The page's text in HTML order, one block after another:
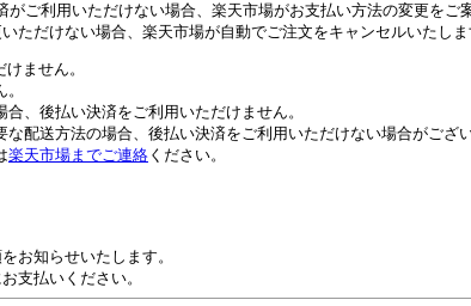
ご利用いただけない場合、楽天市場がお支払い方法の変更をご
ただけない場合、楽天市場が自動でご注文をキャンセルいたしま
ません。
、後払い決済をご利用いただけません。
配送方法の場合、後払い決済をご利用いただけない場合がござい
楽天市場までご連絡 ください。
お知らせいたします。
支払いください。